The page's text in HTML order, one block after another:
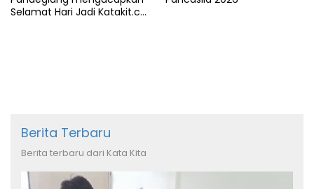
Selamat Hari Jadi Katakit.co
Berita Terbaru
Berita terbaru dari Kata Kita